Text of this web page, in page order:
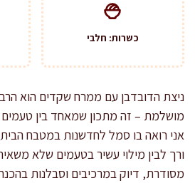
כשרות: חלבי
ניצת הדובדבן עם ממרח שקדים הוא
מושלמת – זה מתכון שמאחד בין טעמים
אני רואה בו סמל לחדשנות במטבח
ורך לבין מילוי עשיר בטעמים שלא
מסודרת, דיוק במרכיבים וסבלנות